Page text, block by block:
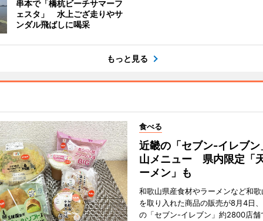
串本で「橋杭ビーチサマーフ
ェスタ」 水上ござ走りやサ
ンダル飛ばしに喝采
もっと見る
食べる
近畿の「セブン-イレブン
山メニュー 県内限定「
ーメン」も
和歌山県産食材やラーメンなど和
を取り入れた商品の販売が8月4日
の「セブン-イレブン」約2800店舗